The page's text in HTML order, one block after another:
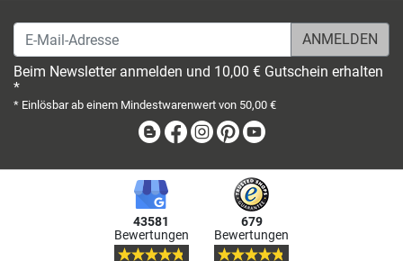
E-Mail-Adresse
Beim Newsletter anmelden und 10,00 € Gutschein erhalten
*
* Einlösbar ab einem Mindestwarenwert von 50,00 €
BlogFacebook
Instagram
Pinterest
43581
Bewertungen
679
Bewertungen